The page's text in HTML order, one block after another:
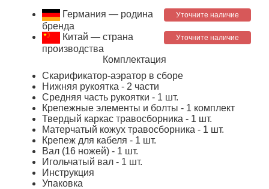
Уточните наличие
Германия — родина
бренда
Уточните наличие
Китай — страна
производства
Комплектация
Скарификатор-аэратор в сборе
Нижняя рукоятка - 2 части
Средняя часть рукоятки - 1 шт.
Крепежные элементы и болты - 1 комплект
Твердый каркас травосборника - 1 шт.
Матерчатый кожух травосборника - 1 шт.
Крепеж для кабеля - 1 шт.
Вал (16 ножей) - 1 шт.
Игольчатый вал - 1 шт.
Инструкция
Упаковка